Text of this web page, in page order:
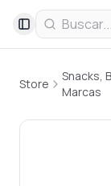
Toggle Sidebar
Store
Snacks,
Marcas